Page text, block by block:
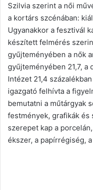
Szilvia szerint a női
a kortárs szcénában:
Ugyanakkor a fesztivál
készített felmérés
gyűjteményében a nők
gyűjteményében 21,7,
Intézet 21,4
igazgató felhívta a
bemutatni a műtárgyak
festmények, grafikák
szerepet kap a
ékszer, a papírrégiség,